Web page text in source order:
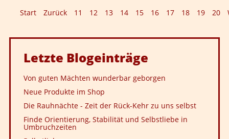
Start
Zurück 11 12 13 14 15 16 17 18 19 20
Letzte Blogeinträge
Von guten Mächten wunderbar geborgen
Neue Produkte im Shop
Die Rauhnächte - Zeit der Rück-Kehr zu uns selbst
Finde Orientierung, Stabilität und Selbstliebe in
Umbruchzeiten